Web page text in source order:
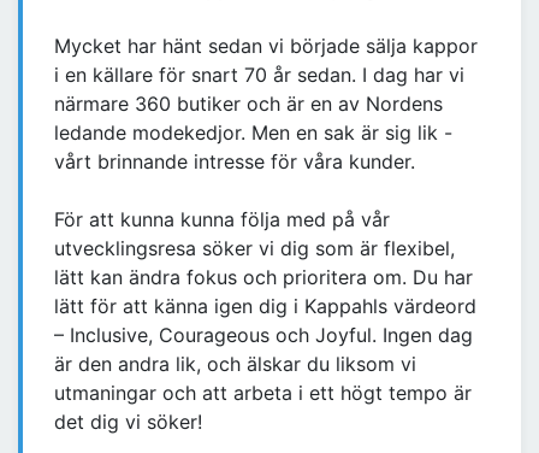
Mycket har hänt sedan vi började sälja kappor
i en källare för snart 70 år sedan. I dag har vi
närmare 360 butiker och är en av Nordens
ledande modekedjor. Men en sak är sig lik -
vårt brinnande intresse för våra kunder.
För att kunna kunna följa med på vår
utvecklingsresa söker vi dig som är flexibel,
lätt kan ändra fokus och prioritera om. Du har
lätt för att känna igen dig i Kappahls värdeord
– Inclusive, Courageous och Joyful. Ingen dag
är den andra lik, och älskar du liksom vi
utmaningar och att arbeta i ett högt tempo är
det dig vi söker!